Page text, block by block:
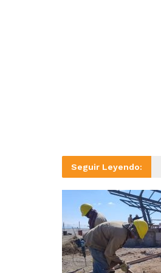
Seguir Leyendo: